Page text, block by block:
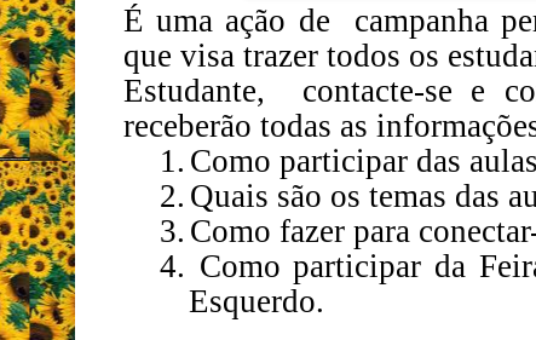
É uma ação de campanha
que visa trazer todos os
Estudante, contacte-se e
receberão todas as
1. Como participar das
2. Quais são os temas das
3. Como fazer para
4. Como participar da
Esquerdo.